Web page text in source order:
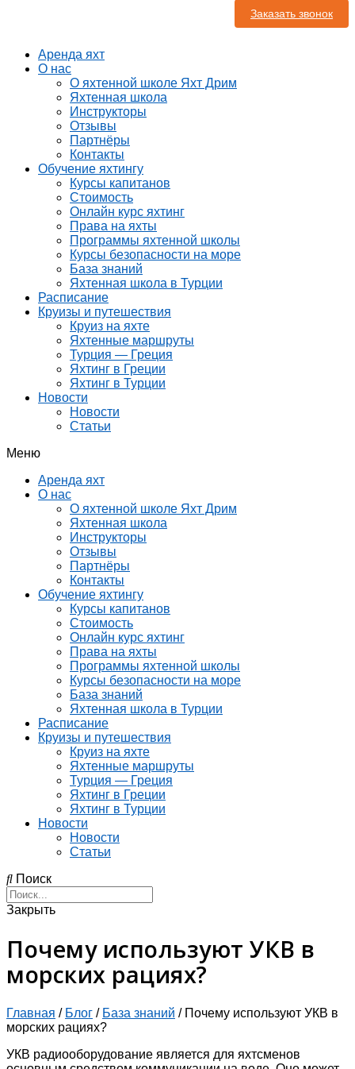
Заказать звонок
Аренда яхт
О нас
О яхтенной школе Яхт Дрим
Яхтенная школа
Инструкторы
Отзывы
Партнёры
Контакты
Обучение яхтингу
Курсы капитанов
Стоимость
Онлайн курс яхтинг
Права на яхты
Программы яхтенной школы
Курсы безопасности на море
База знаний
Яхтенная школа в Турции
Расписание
Круизы и путешествия
Круиз на яхте
Яхтенные маршруты
Турция — Греция
Яхтинг в Греции
Яхтинг в Турции
Новости
Новости
Статьи
Меню
Аренда яхт
О нас
О яхтенной школе Яхт Дрим
Яхтенная школа
Инструкторы
Отзывы
Партнёры
Контакты
Обучение яхтингу
Курсы капитанов
Стоимость
Онлайн курс яхтинг
Права на яхты
Программы яхтенной школы
Курсы безопасности на море
База знаний
Яхтенная школа в Турции
Расписание
Круизы и путешествия
Круиз на яхте
Яхтенные маршруты
Турция — Греция
Яхтинг в Греции
Яхтинг в Турции
Новости
Новости
Статьи
Поиск
Закрыть
Почему используют УКВ в
морских рациях?
Главная / Блог / База знаний / Почему используют УКВ в
морских рациях?
УКВ радиооборудование является для яхтсменов